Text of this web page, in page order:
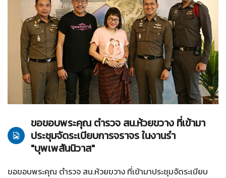
31-03-2561 บุพเพสันนิวาส
ขอขอบพระคุณ ตำรวจ สน.ห้วยขวาง ที่เข้ามา
ประชุมจัดระเบียบการจราจร ในงานรำ
"บุพเพสันนิวาส"
ขอขอบพระคุณ ตำรวจ สน.ห้วยขวาง ที่เข้ามาประชุมจัดระเบียบ